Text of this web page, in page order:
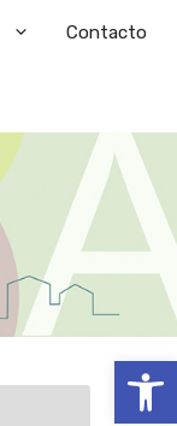
Abrir
Contacto